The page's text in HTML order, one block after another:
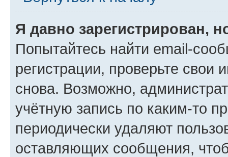
Я давно зарегистрирован,
Попытайтесь найти email-
регистрации, проверьте свои
снова. Возможно,
учётную запись по каким-то
периодически удаляют
оставляющих сообщения,